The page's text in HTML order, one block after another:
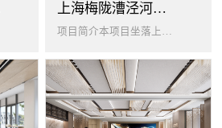
上海梅陇漕泾河科技绿洲员工餐厅
项目简介本项目坐落上海闵行梅陇科技绿洲，以生态创艺食堂为设计核心，融合现代轻奢与自然生态，打造兼顾高效就餐、休闲社交、商...